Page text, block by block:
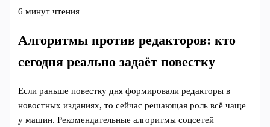
6 минут чтения
Алгоритмы против редакторов: кто
сегодня реально задаёт повестку
Если раньше повестку дня формировали редакторы в
новостных изданиях, то сейчас решающая роль всё чаще
у машин. Рекомендательные алгоритмы соцсетей